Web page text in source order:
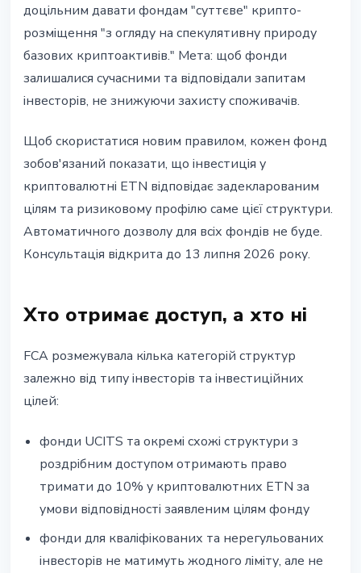
доцільним давати фондам "суттєве" крипто-
розміщення "з огляду на спекулятивну природу
базових криптоактивів." Мета: щоб фонди
залишалися сучасними та відповідали запитам
інвесторів, не знижуючи захисту споживачів.
Щоб скористатися новим правилом, кожен фонд
зобов'язаний показати, що інвестиція у
криптовалютні ETN відповідає задекларованим
цілям та ризиковому профілю саме цієї структури.
Автоматичного дозволу для всіх фондів не буде.
Консультація відкрита до 13 липня 2026 року.
Хто отримає доступ, а хто ні
FCA розмежувала кілька категорій структур
залежно від типу інвесторів та інвестиційних
цілей:
фонди UCITS та окремі схожі структури з
роздрібним доступом отримають право
тримати до 10% у криптовалютних ETN за
умови відповідності заявленим цілям фонду
фонди для кваліфікованих та нерегульованих
інвесторів не матимуть жодного ліміту, але не